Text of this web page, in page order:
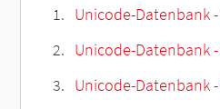
Unicode-Datenbank
Unicode-Datenbank
Unicode-Datenbank